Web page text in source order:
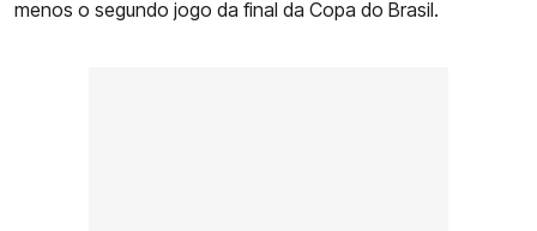
menos o segundo jogo da final da Copa do Brasil.